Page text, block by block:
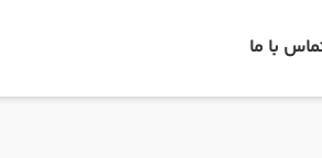
با ما